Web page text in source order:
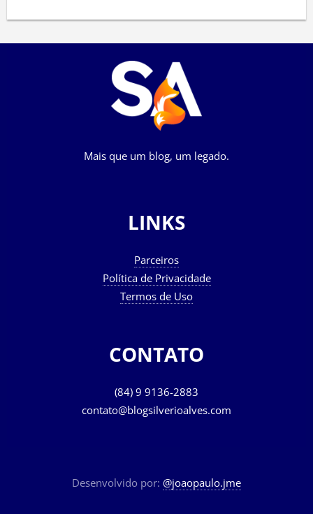
Mais que um blog, um legado.
LINKS
Parceiros
Política de Privacidade
Termos de Uso
CONTATO
(84) 9 9136-2883
contato@blogsilverioalves.com
Desenvolvido por: @joaopaulo.jme